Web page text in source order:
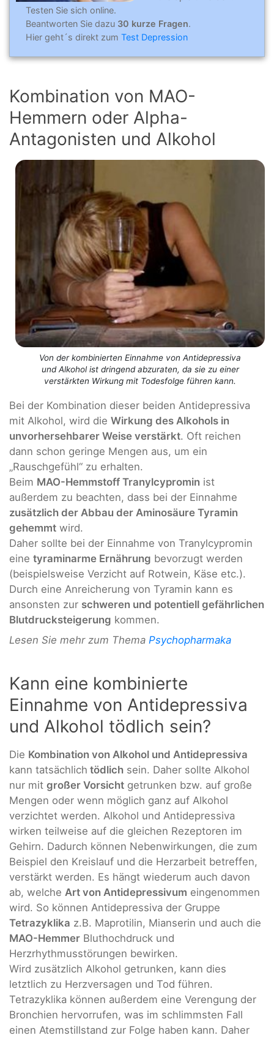
Testen Sie sich online.
Beantworten Sie dazu 30 kurze Fragen.
Hier geht´s direkt zum Test Depression
Kombination von MAO-
Hemmern oder Alpha-
Antagonisten und Alkohol
Von der kombinierten Einnahme von Antidepressiva
und Alkohol ist dringend abzuraten, da sie zu einer
verstärkten Wirkung mit Todesfolge führen kann.
Bei der Kombination dieser beiden Antidepressiva
mit Alkohol, wird die Wirkung des Alkohols in
unvorhersehbarer Weise verstärkt. Oft reichen
dann schon geringe Mengen aus, um ein
„Rauschgefühl“ zu erhalten.
Beim MAO-Hemmstoff Tranylcypromin ist
außerdem zu beachten, dass bei der Einnahme
zusätzlich der Abbau der Aminosäure Tyramin
gehemmt wird.
Daher sollte bei der Einnahme von Tranylcypromin
eine tyraminarme Ernährung bevorzugt werden
(beispielsweise Verzicht auf Rotwein, Käse etc.).
Durch eine Anreicherung von Tyramin kann es
ansonsten zur schweren und potentiell gefährlichen
Blutdrucksteigerung kommen.
Lesen Sie mehr zum Thema Psychopharmaka
Kann eine kombinierte
Einnahme von Antidepressiva
und Alkohol tödlich sein?
Die Kombination von Alkohol und Antidepressiva
kann tatsächlich tödlich sein. Daher sollte Alkohol
nur mit großer Vorsicht getrunken bzw. auf große
Mengen oder wenn möglich ganz auf Alkohol
verzichtet werden. Alkohol und Antidepressiva
wirken teilweise auf die gleichen Rezeptoren im
Gehirn. Dadurch können Nebenwirkungen, die zum
Beispiel den Kreislauf und die Herzarbeit betreffen,
verstärkt werden. Es hängt wiederum auch davon
ab, welche Art von Antidepressivum eingenommen
wird. So können Antidepressiva der Gruppe
Tetrazyklika z.B. Maprotilin, Mianserin und auch die
MAO-Hemmer Bluthochdruck und
Herzrhythmusstörungen bewirken.
Wird zusätzlich Alkohol getrunken, kann dies
letztlich zu Herzversagen und Tod führen.
Tetrazyklika können außerdem eine Verengung der
Bronchien hervorrufen, was im schlimmsten Fall
einen Atemstillstand zur Folge haben kann. Daher